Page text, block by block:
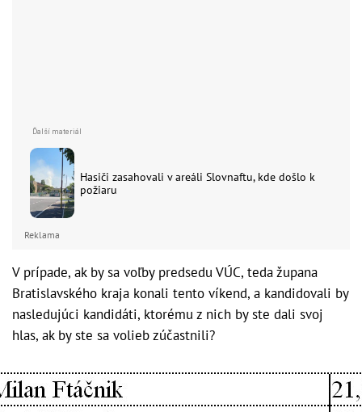
Hasiči zasahovali v areáli Slovnaftu, kde došlo k
požiaru
Reklama
V prípade, ak by sa voľby predsedu VÚC, teda župana
Bratislavského kraja konali tento víkend, a kandidovali by
nasledujúci kandidáti, ktorému z nich by ste dali svoj
hlas, ak by ste sa volieb zúčastnili?